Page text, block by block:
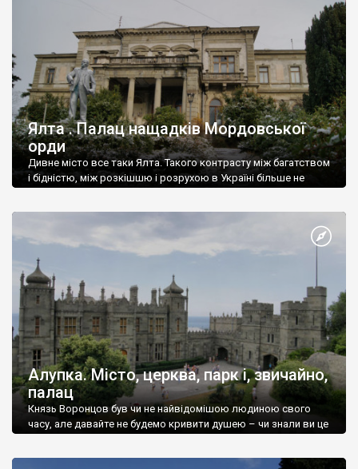
Ялта . Палац нащадків Мордовської
орди
Дивне місто все таки Ялта. Такого контрасту між багатством
і бідністю, між розкішшю і розрухою в Україні більше не
Алупка. Місто, церква, парк і, звичайно,
палац
Князь Воронцов був чи не найвідомішою людиною свого
часу, але давайте не будемо кривити душею – чи знали ви це